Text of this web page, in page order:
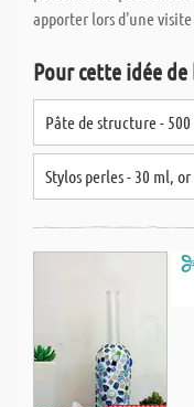
apporter lors d'une visite
Pour cette idée
Pâte de structure -
Stylos perles - 30 ml, or